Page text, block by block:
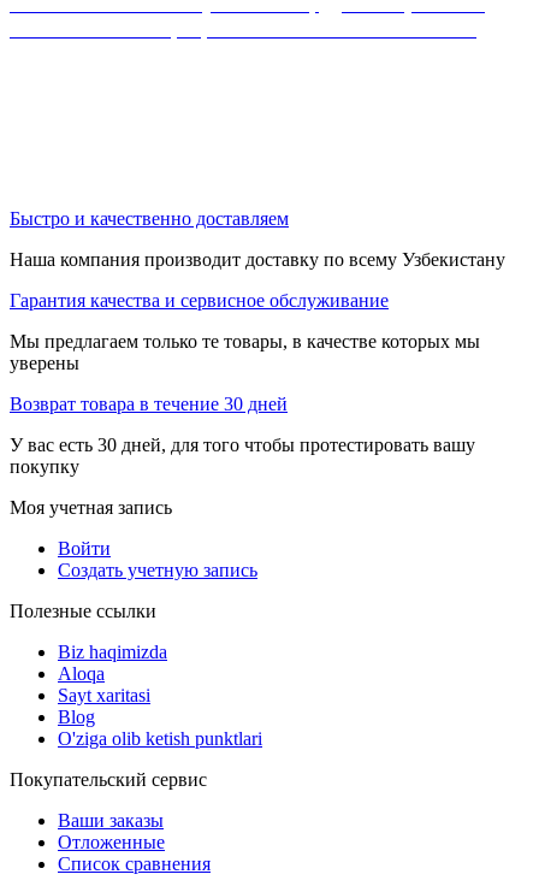
Быстро и качественно доставляем
Наша компания производит доставку по всему Узбекистану
Гарантия качества и сервисное обслуживание
Мы предлагаем только те товары, в качестве которых мы
уверены
Возврат товара в течение 30 дней
У вас есть 30 дней, для того чтобы протестировать вашу
покупку
Моя учетная запись
Войти
Создать учетную запись
Полезные ссылки
Biz haqimizda
Aloqa
Sayt xaritasi
Blog
O'ziga olib ketish punktlari
Покупательский сервис
Ваши заказы
Отложенные
Список сравнения